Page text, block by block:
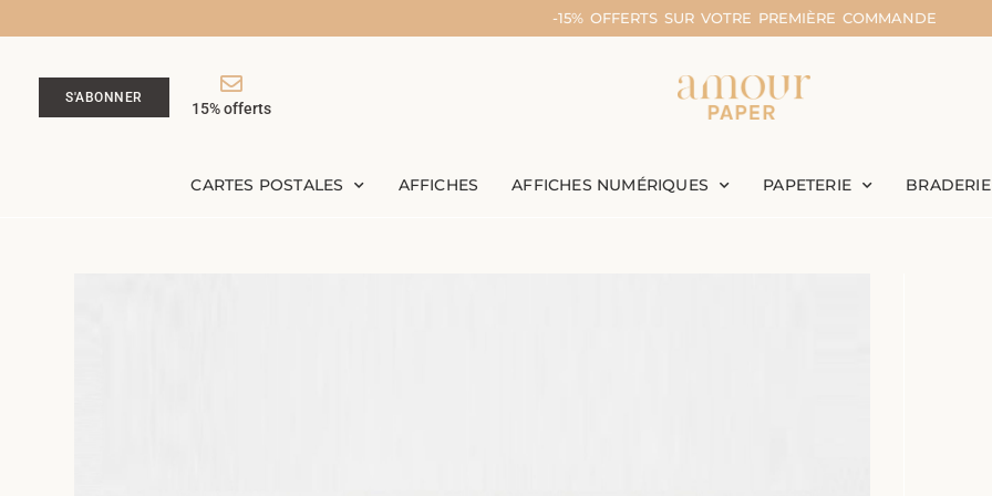
-15% OFFERTS SUR VOTRE PREMIÈRE COMMANDE
S'ABONNER
15% offerts
CARTES POSTALES AFFICHES AFFICHES NUMÉRIQUES PAPETERIE BRADERIE